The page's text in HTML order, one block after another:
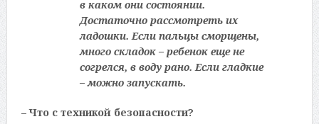
в каком они состоянии.
Достаточно рассмотреть их
ладошки. Если пальцы сморщены,
много складок – ребенок еще не
согрелся, в воду рано. Если гладкие
– можно запускать.
– Что с техникой безопасности?